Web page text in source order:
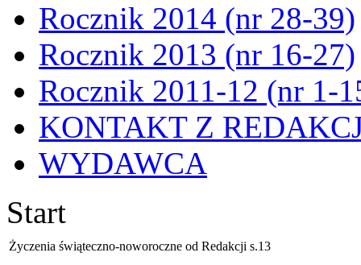
Rocznik 2014 (nr 28-39)
Rocznik 2013 (nr 16-27)
Rocznik 2011-12 (nr 1-
KONTAKT Z
WYDAWCA
Start
Życzenia świąteczno-noworoczne od Redakcji s.13